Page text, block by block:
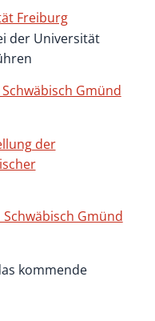
Freiburg
der Universität
Gmünd
der
Gmünd
kommende